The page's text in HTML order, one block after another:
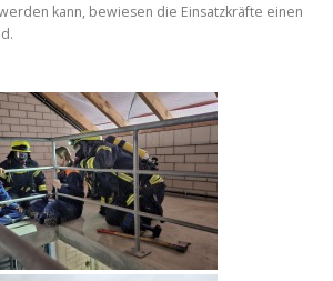
kann, bewiesen die Einsatzkräfte einen